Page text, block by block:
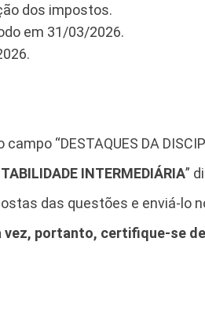
dos impostos.
em 31/03/2026.
“DESTAQUES DA
INTERMEDIÁRIA”
das questões e enviá-lo
vez, portanto, certifique-se